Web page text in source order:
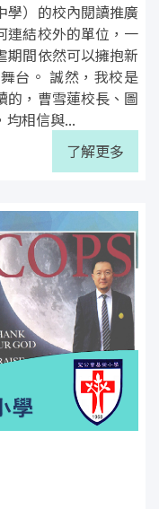
學）的校內閱讀推廣
連結校外的單位，一
期間依然可以擁抱新
台。 誠然，我校是
的，曹雪蓮校長、圖
均相信與...
了解更多